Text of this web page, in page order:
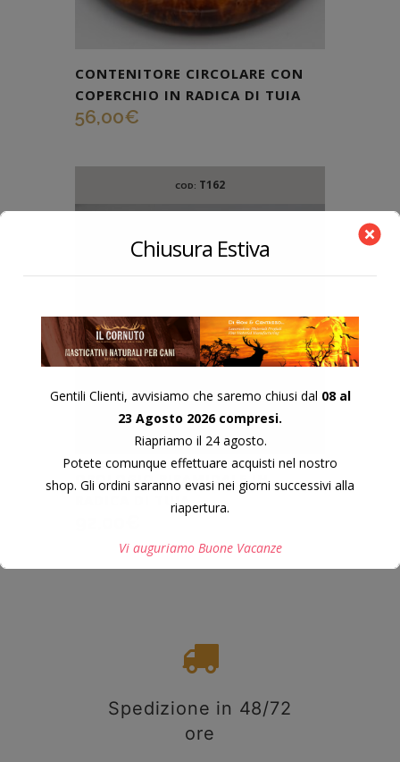
CONTENITORE CIRCOLARE CON
COPERCHIO IN RADICA DI TUIA
56,00€
COD: T162
OROLOGIO PIRAMIDALE IN
RADICA DI TUIA
Spedizione in 48/72
ore
Chiusura Estiva
Gentili Clienti, avvisiamo che saremo chiusi dal 08 al
23 Agosto 2026 compresi.
Riapriamo il 24 agosto.
Potete comunque effettuare acquisti nel nostro
shop. Gli ordini saranno evasi nei giorni successivi alla
riapertura.
Vi auguriamo Buone Vacanze